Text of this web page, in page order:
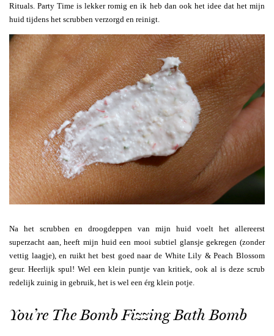
Rituals. Party Time is lekker romig en ik heb dan ook het idee dat het mijn
huid tijdens het scrubben verzorgd en reinigt.
Na het scrubben en droogdeppen van mijn huid voelt het allereerst
superzacht aan, heeft mijn huid een mooi subtiel glansje gekregen (zonder
vettig laagje), en ruikt het best goed naar de White Lily & Peach Blossom
geur. Heerlijk spul! Wel een klein puntje van kritiek, ook al is deze scrub
redelijk zuinig in gebruik, het is wel een érg klein potje.
You’re The Bomb Fizzing Bath Bomb